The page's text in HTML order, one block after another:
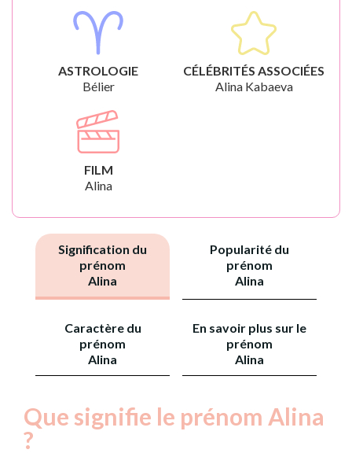
ASTROLOGIE
Bélier
CÉLÉBRITÉS ASSOCIÉES
Alina Kabaeva
FILM
Alina
Signification du
prénom
Alina
Popularité du
prénom
Alina
Caractère du
prénom
Alina
En savoir plus sur le
prénom
Alina
Que signifie le prénom Alina
?